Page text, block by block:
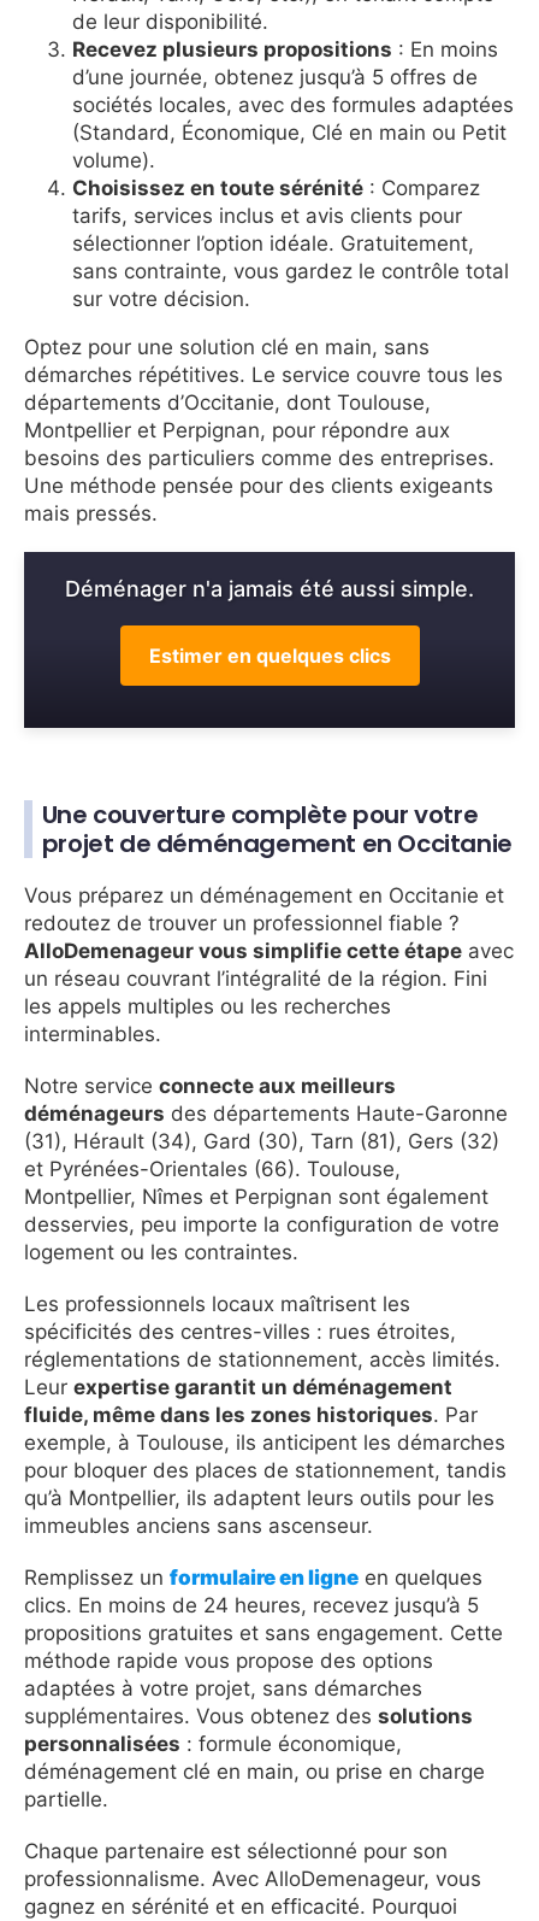
de leur disponibilité.
Recevez plusieurs propositions : En moins
d’une journée, obtenez jusqu’à 5 offres de
sociétés locales, avec des formules adaptées
(Standard, Économique, Clé en main ou Petit
volume).
Choisissez en toute sérénité: Comparez
tarifs, services inclus et avis clients pour
sélectionner l’option idéale. Gratuitement,
sans contrainte, vous gardez le contrôle total
sur votre décision.
Optez pour une solution clé en main, sans
démarches répétitives. Le service couvre tous les
départements d’Occitanie, dont Toulouse,
Montpellier et Perpignan, pour répondre aux
besoins des particuliers comme des entreprises.
Une méthode pensée pour des clients exigeants
mais pressés.
Déménager n'a jamais été aussi simple.
Estimer en quelques clics
Une couverture complète pour votre
projet de déménagement en Occitanie
Vous préparez un déménagement en Occitanie et
redoutez de trouver un professionnel fiable ?
AlloDemenageur vous simplifie cette étapeavec
un réseau couvrant l’intégralité de la région. Fini
les appels multiples ou les recherches
interminables.
Notre service connecte aux meilleurs
déménageurs des départements Haute-Garonne
(31), Hérault (34), Gard (30), Tarn (81), Gers (32)
et Pyrénées-Orientales (66). Toulouse,
Montpellier, Nîmes et Perpignan sont également
desservies, peu importe la configuration de votre
logement ou les contraintes.
Les professionnels locaux maîtrisent les
spécificités des centres-villes : rues étroites,
réglementations de stationnement, accès limités.
Leur expertise garantit un déménagement
fluide, même dans les zones historiques. Par
exemple, à Toulouse, ils anticipent les démarches
pour bloquer des places de stationnement, tandis
qu’à Montpellier, ils adaptent leurs outils pour les
immeubles anciens sans ascenseur.
Remplissez un formulaire en ligneen quelques
clics. En moins de 24 heures, recevez jusqu’à 5
propositions gratuites et sans engagement. Cette
méthode rapide vous propose des options
adaptées à votre projet, sans démarches
supplémentaires. Vous obtenez des solutions
personnalisées : formule économique,
déménagement clé en main, ou prise en charge
partielle.
Chaque partenaire est sélectionné pour son
professionnalisme. Avec AlloDemenageur, vous
gagnez en sérénité et en efficacité. Pourquoi